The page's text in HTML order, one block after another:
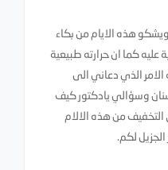
هذه الايام من بكاء
كما ان حرارته طبيعية
الامر الذي دعاني الى
وسؤالي يادكتور كيف
من هذه الالام
لكم.